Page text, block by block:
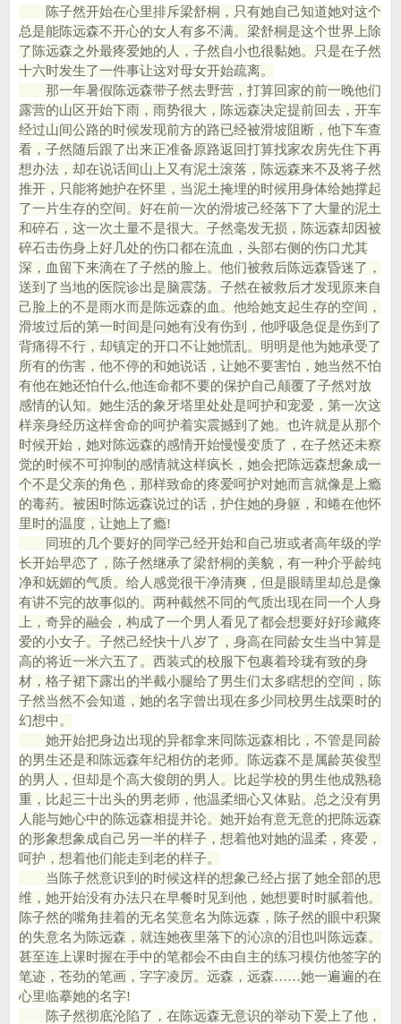
陈子然开始在心里排斥梁舒桐，只有她自己知道她对这个
总是能陈远森不开心的女人有多不满。梁舒桐是这个世界上除
了陈远森之外最疼爱她的人，子然自小也很黏她。只是在子然
十六时发生了一件事让这对母女开始疏离。
那一年暑假陈远森带子然去野营，打算回家的前一晚他们
露营的山区开始下雨，雨势很大，陈远森决定提前回去，开车
经过山间公路的时候发现前方的路已经被滑坡阻断，他下车查
看，子然随后跟了出来正准备原路返回打算找家农房先住下再
想办法，却在说话间山上又有泥土滚落，陈远森来不及将子然
推开，只能将她护在怀里，当泥土掩埋的时候用身体给她撑起
了一片生存的空间。好在前一次的滑坡己经落下了大量的泥土
和碎石，这一次土量不是很大。子然毫发无损，陈远森却因被
碎石击伤身上好几处的伤口都在流血，头部右侧的伤口尤其
深，血留下来滴在了子然的脸上。他们被救后陈远森昏迷了，
送到了当地的医院诊出是脑震荡。子然在被救后才发现原来自
己脸上的不是雨水而是陈远森的血。他给她支起生存的空间，
滑坡过后的第一时间是问她有没有伤到，他呼吸急促是伤到了
背痛得不行，却镇定的开口不让她慌乱。明明是他为她承受了
所有的伤害，他不停的和她说话，让她不要害怕，她当然不怕
有他在她还怕什么,他连命都不要的保护自己颠覆了子然对放
感情的认知。她生活的象牙塔里处处是呵护和宠爱，第一次这
样亲身经历这样舍命的呵护着实震撼到了她。也许就是从那个
时候开始，她对陈远森的感情开始慢慢变质了，在子然还未察
觉的时候不可抑制的感情就这样疯长，她会把陈远森想象成一
个不是父亲的角色，那样致命的疼爱呵护对她而言就像是上瘾
的毒药。被困时陈远森说过的话，护住她的身躯，和蜷在他怀
里时的温度，让她上了瘾!
同班的几个要好的同学己经开始和自己班或者高年级的学
长开始早恋了，陈子然继承了梁舒桐的美貌，有一种介乎龄纯
净和妩媚的气质。给人感觉很干净清爽，但是眼睛里却总是像
有讲不完的故事似的。两种截然不同的气质出现在同一个人身
上，奇异的融会，构成了一个男人看见了都会想要好好珍藏疼
爱的小女子。子然己经快十八岁了，身高在同龄女生当中算是
高的将近一米六五了。西装式的校服下包裹着玲珑有致的身
材，格子裙下露出的半截小腿给了男生们太多瞎想的空间，陈
子然当然不会知道，她的名字曾出现在多少同校男生战栗时的
幻想中。
她开始把身边出现的异都拿来同陈远森相比，不管是同龄
的男生还是和陈远森年纪相仿的老师。陈远森不是属龄英俊型
的男人，但却是个高大俊朗的男人。比起学校的男生他成熟稳
重，比起三十出头的男老师，他温柔细心又体贴。总之没有男
人能与她心中的陈远森相提并论。她开始有意无意的把陈远森
的形象想象成自己另一半的样子，想着他对她的温柔，疼爱，
呵护，想着他们能走到老的样子。
当陈子然意识到的时候这样的想象己经占据了她全部的思
维，她开始没有办法只在早餐时见到他，她想要时时腻着他。
陈子然的嘴角挂着的无名笑意名为陈远森，陈子然的眼中积聚
的失意名为陈远森，就连她夜里落下的沁凉的泪也叫陈远森。
甚至连上课时握在手中的笔都会不由自主的练习模仿他签字的
笔迹，苍劲的笔画，字字凌厉。远森，远森……她一遍遍的在
心里临摹她的名字!
陈子然彻底沦陷了，在陈远森无意识的举动下爱上了他，